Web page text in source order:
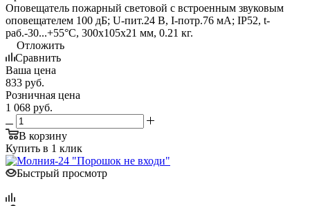
Оповещатель пожарный световой с встроенным звуковым
оповещателем 100 дБ; U-пит.24 В, I-потр.76 мА; IP52, t-
раб.-30...+55°С, 300х105х21 мм, 0.21 кг.
Отложить
Сравнить
Ваша цена
833 руб.
Розничная цена
1 068 руб.
В корзину
Купить в 1 клик
Быстрый просмотр